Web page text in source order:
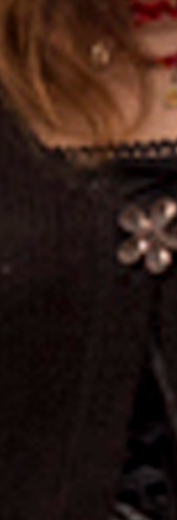
barre d’outils